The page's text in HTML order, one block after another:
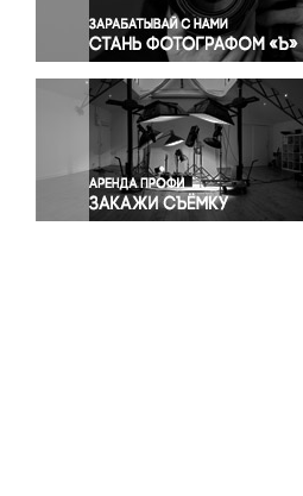
Происшествия и конфликты
Религия
Светская жизнь
Спорт
Экология
Экономика и бизнес